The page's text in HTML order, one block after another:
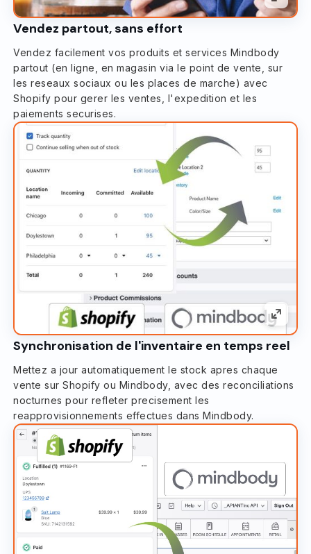
Vendez partout, sans effort
Vendez facilement vos produits et services Mindbody
partout (en ligne, en magasin via le point de vente, sur
les reseaux sociaux ou les places de marche) avec
Shopify pour gerer les ventes, l'expedition et les
paiements securises.
Synchronisation de l'inventaire en temps reel
Mettez a jour automatiquement le stock apres chaque
vente sur Shopify ou Mindbody, avec des reconciliations
nocturnes pour refleter precisement les
reapprovisionnements effectues dans Mindbody.